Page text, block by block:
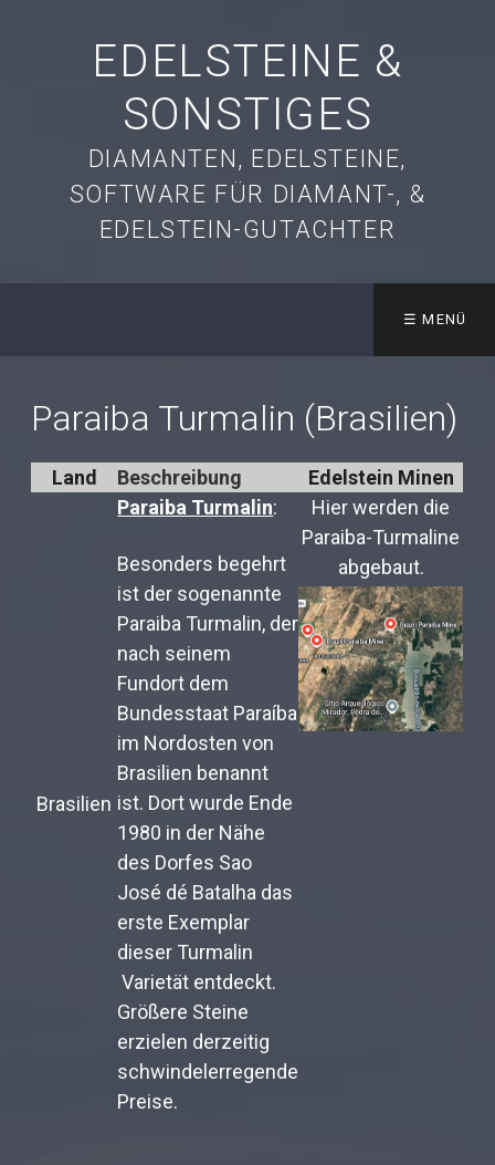
EDELSTEINE &
SONSTIGES
DIAMANTEN, EDELSTEINE,
SOFTWARE FÜR DIAMANT-, &
EDELSTEIN-GUTACHTER
☰ MENÜ
Paraiba Turmalin (Brasilien)
Land Beschreibung Edelstein Minen
Brasilien
Paraiba Turmalin:
Besonders begehrt
ist der sogenannte
Paraiba Turmalin, der
nach seinem
Fundort dem
Bundesstaat Paraíba
im Nordosten von
Brasilien benannt
ist. Dort wurde Ende
1980 in der Nähe
des Dorfes Sao
José dé Batalha das
erste Exemplar
dieser Turmalin
Varietät entdeckt.
Größere Steine
erzielen derzeitig
schwindelerregende
Preise.
Hier werden die
Paraiba-Turmaline
abgebaut.